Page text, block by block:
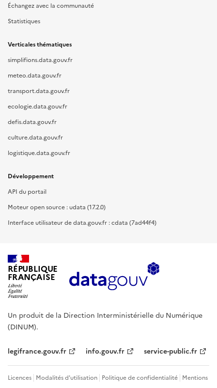
Échangez avec la communauté
Statistiques
Verticales thématiques
simplifions.data.gouv.fr
meteo.data.gouv.fr
transport.data.gouv.fr
ecologie.data.gouv.fr
defis.data.gouv.fr
culture.data.gouv.fr
logistique.data.gouv.fr
Développement
API du portail
Moteur open source : udata (17.2.0)
Interface utilisateur de data.gouv.fr : cdata (7ad44f4)
RÉPUBLIQUE
FRANÇAISE
Un produit de la Direction Interministérielle du Numérique
(DINUM).
legifrance.gouv.fr info.gouv.fr service-public.fr
Licences Modalités d'utilisation Politique de confidentialité Mentions